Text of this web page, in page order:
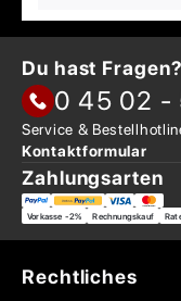
Du hast Fragen?
0 45 02 -
Service &
Kontaktformular
Zahlungsarten
Vorkasse -2% Rechnungskauf
Rechtliches